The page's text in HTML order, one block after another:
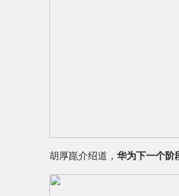
胡厚崑介绍道， 华为下一个阶